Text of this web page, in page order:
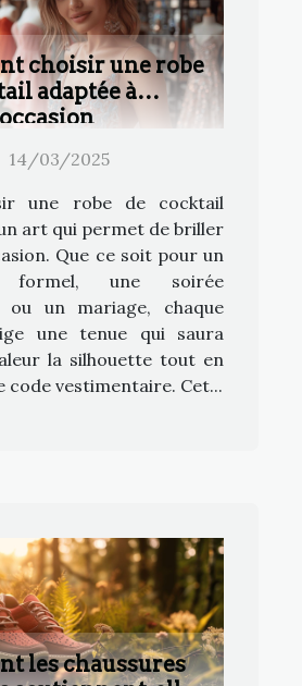
choisir une robe
adaptée à
14/03/2025
une robe de cocktail
art qui permet de briller
Que ce soit pour un
formel, une soirée
ou un mariage, chaque
une tenue qui saura
la silhouette tout en
code vestimentaire. Cet...
les chaussures